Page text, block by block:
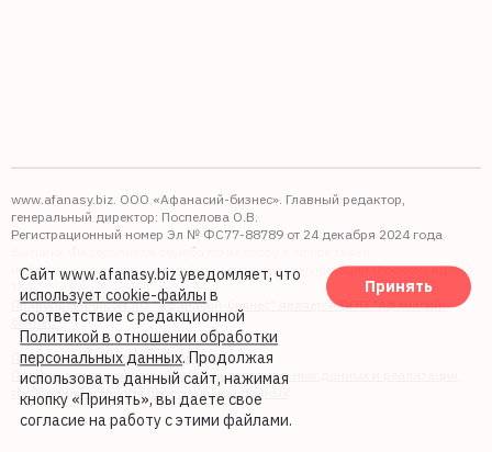
www.afanasy.biz. ООО «Афанасий-бизнес». Главный редактор,
генеральный директор: Поспелова О.В.
Регистрационный номер Эл № ФС77-88789 от 24 декабря 2024 года
Выдано: Федеральная служба по надзору в сфере связи,
информационных технологий и массовых коммуникаций (Роскомнадзор).
Правопреемником АО "Афанасий-бизнес" является ООО "Афанасий-
бизнес"
Политика обработки файлов cookie
Политика в отношении обработки персональных данных и реализации
требований к защите персональных данных
Сайт www.afanasy.biz уведомляет, что
использует cookie-файлы в
соответствие с редакционной
Политикой в отношении обработки
персональных данных. Продолжая
использовать данный сайт, нажимая
кнопку «Принять», вы даете свое
согласие на работу с этими файлами.
Принять